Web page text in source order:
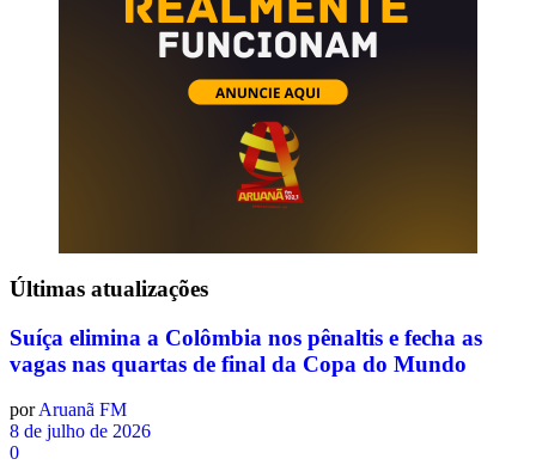
Últimas atualizações
Suíça elimina a Colômbia nos pênaltis e fecha as
vagas nas quartas de final da Copa do Mundo
porAruanã FM
8 de julho de 2026
0